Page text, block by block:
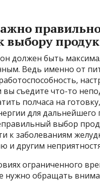
выбору
должен быть
Ведь именно от
вы съедите что-то
полчаса на
для дальнейшего
выбор
к заболеваниям
и другим
ограниченного
нужно обращать